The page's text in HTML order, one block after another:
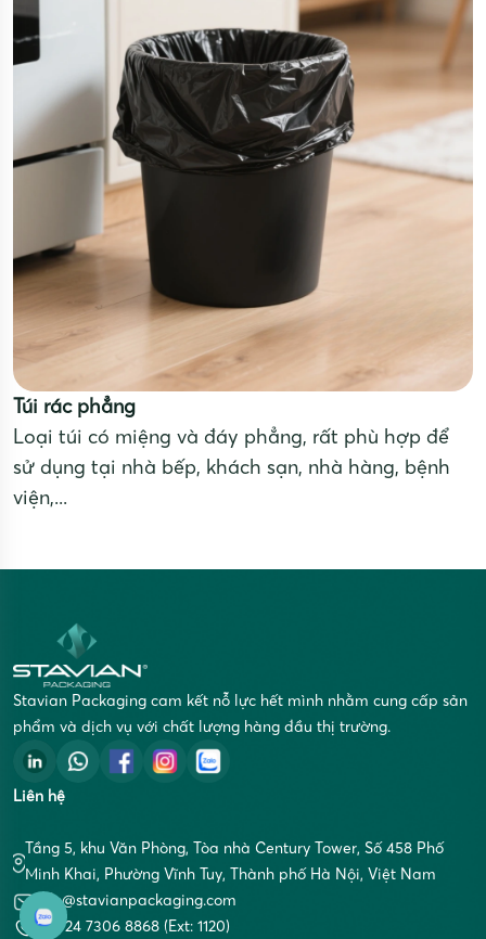
Túi rác phẳng
Loại túi có miệng và đáy phẳng, rất phù hợp để
sử dụng tại nhà bếp, khách sạn, nhà hàng, bệnh
viện,...
Stavian Packaging cam kết nỗ lực hết mình nhằm cung cấp sản
phẩm và dịch vụ với chất lượng hàng đầu thị trường.
Liên hệ
Tầng 5, khu Văn Phòng, Tòa nhà Century Tower, Số 458 Phố
Minh Khai, Phường Vĩnh Tuy, Thành phố Hà Nội, Việt Nam
info@stavianpackaging.com
+84 24 7306 8868 (Ext: 1120)